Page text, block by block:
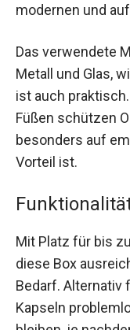
modernen und
Das verwendete
Metall und Glas,
ist auch
Füßen schützen
besonders auf
Vorteil ist.
Mit Platz für bis
diese Box
Bedarf. Alternativ
Kapseln